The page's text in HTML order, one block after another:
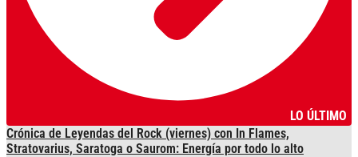
LO ÚLTIMO
Crónica de Leyendas del Rock (viernes) con In Flames,
Stratovarius, Saratoga o Saurom: Energía por todo lo alto